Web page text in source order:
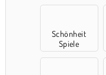
Schönheit
Spiele